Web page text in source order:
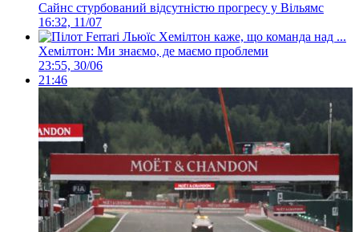
Сайнс стурбований відсутністю прогресу у Вільямс
16:32, 11/07
Хемілтон: Ми знаємо, де маємо проблеми
23:55, 30/06
21:46